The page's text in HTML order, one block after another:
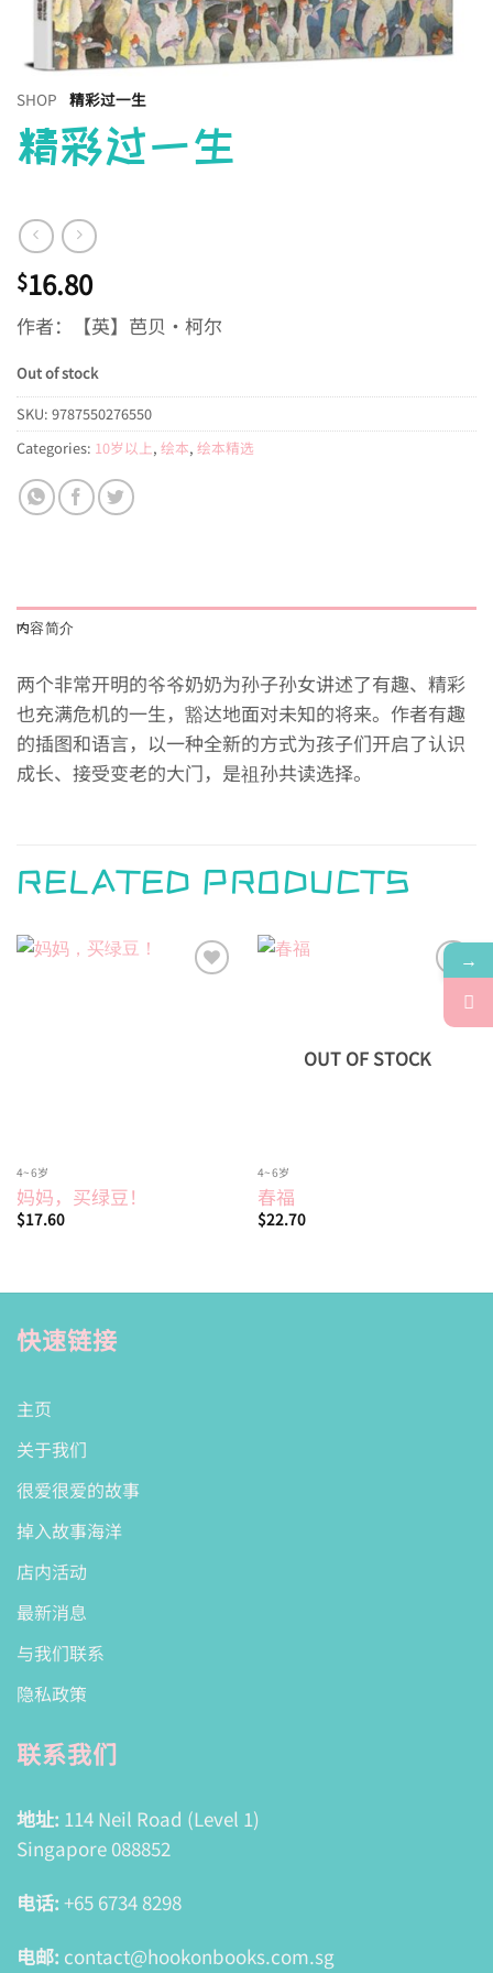
SHOP 精彩过一生
精彩过一生
$16.80
作者：【英】芭贝·柯尔
Out of stock
SKU: 9787550276550
Categories: 10岁以上, 绘本, 绘本精选
内容简介
两个非常开明的爷爷奶奶为孙子孙女讲述了有趣、精彩
也充满危机的一生，豁达地面对未知的将来。作者有趣
的插图和语言，以一种全新的方式为孩子们开启了认识
成长、接受变老的大门，是祖孙共读选择。
RELATED PRODUCTS
4~6岁
妈妈，买绿豆！
$17.60
wishlist
OUT OF STOCK
4~6岁
春福
$22.70
快速链接
主页
关于我们
很爱很爱的故事
掉入故事海洋
店内活动
最新消息
与我们联系
隐私政策
联系我们
地址: 114 Neil Road (Level 1)
Singapore 088852
电话: +65 6734 8298
电邮: contact@hookonbooks.com.sg
→